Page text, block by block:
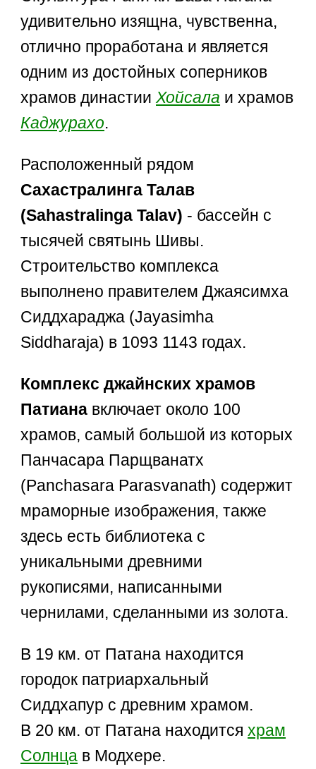
удивительно изящна, чувственна,
отлично проработана и является
одним из достойных соперников
храмов династииХойсала и храмов
Каджурахо.
Расположенный рядом
Сахастралинга Талав
(Sahastralinga Talav) - бассейн с
тысячей святынь Шивы.
Строительство комплекса
выполнено правителем Джаясимха
Сиддхараджа (Jayasimha
Siddharaja) в 1093 1143 годах.
Комплекс джайнских храмов
Патиана включает около 100
храмов, самый большой из которых
Панчасара Парщванатх
(Panchasara Parasvanath) содержит
мраморные изображения, также
здесь есть библиотека с
уникальными древними
рукописями, написанными
чернилами, сделанными из золота.
В 19 км. от Патана находится
городок патриархальный
Сиддхапур с древним храмом.
В 20 км. от Патана находитсяхрам
Солнца в Модхере.